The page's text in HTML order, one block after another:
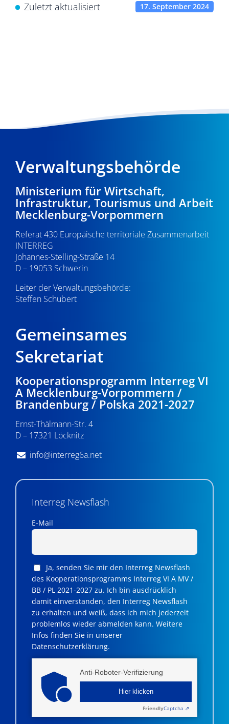
Zuletzt aktualisiert 17. September 2024
Verwaltungsbehörde
Ministerium für Wirtschaft,
Infrastruktur, Tourismus und Arbeit
Mecklenburg-Vorpommern
Referat 430 Europäische territoriale Zusammenarbeit
INTERREG
Johannes-Stelling-Straße 14
D – 19053 Schwerin
Leiter der Verwaltungsbehörde:
Steffen Schubert
Gemeinsames
Sekretariat
Kooperationsprogramm Interreg VI
A Mecklenburg-Vorpommern /
Brandenburg / Polska 2021-2027
Ernst-Thälmann-Str. 4
D – 17321 Löcknitz
info@interreg6a.net
Interreg Newsflash
E-Mail
Ja, senden Sie mir den Interreg Newsflash
des Kooperationsprogramms Interreg VI A MV /
BB / PL 2021-2027 zu. Ich bin ausdrücklich
damit einverstanden, den Interreg Newsflash
zu erhalten und weiß, dass ich mich jederzeit
problemlos wieder abmelden kann. Weitere
Infos finden Sie in unserer
Datenschutzerklärung.
Anti-Roboter-Verifizierung
Hier klicken
FriendlyCaptcha ⇗